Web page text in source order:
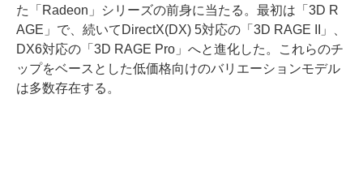
た「Radeon」シリーズの前身に当たる。最初は「3D R
AGE」で、続いてDirectX(DX) 5対応の「3D RAGE II」、
DX6対応の「3D RAGE Pro」へと進化した。これらのチ
ップをベースとした低価格向けのバリエーションモデル
は多数存在する。